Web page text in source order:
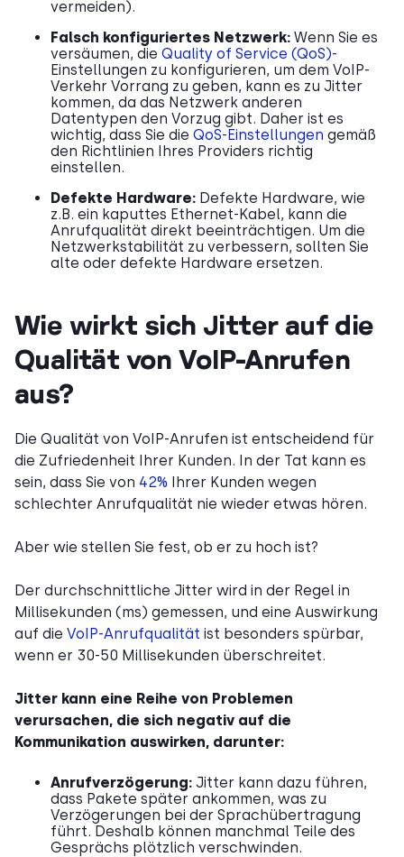
vermeiden).
Falsch konfiguriertes Netzwerk: Wenn Sie es
versäumen, die Quality of Service (QoS)-
Einstellungen zu konfigurieren, um dem VoIP-
Verkehr Vorrang zu geben, kann es zu Jitter
kommen, da das Netzwerk anderen
Datentypen den Vorzug gibt. Daher ist es
wichtig, dass Sie die QoS-Einstellungen gemäß
den Richtlinien Ihres Providers richtig
einstellen.
Defekte Hardware: Defekte Hardware, wie
z.B. ein kaputtes Ethernet-Kabel, kann die
Anrufqualität direkt beeinträchtigen. Um die
Netzwerkstabilität zu verbessern, sollten Sie
alte oder defekte Hardware ersetzen.
Wie wirkt sich Jitter auf die
Qualität von VoIP-Anrufen
aus?
Die Qualität von VoIP-Anrufen ist entscheidend für
die Zufriedenheit Ihrer Kunden. In der Tat kann es
sein, dass Sie von 42% Ihrer Kunden wegen
schlechter Anrufqualität nie wieder etwas hören.
Aber wie stellen Sie fest, ob er zu hoch ist?
Der durchschnittliche Jitter wird in der Regel in
Millisekunden (ms) gemessen, und eine Auswirkung
auf die VoIP-Anrufqualität ist besonders spürbar,
wenn er 30-50 Millisekunden überschreitet.
Jitter kann eine Reihe von Problemen
verursachen, die sich negativ auf die
Kommunikation auswirken, darunter:
Anrufverzögerung: Jitter kann dazu führen,
dass Pakete später ankommen, was zu
Verzögerungen bei der Sprachübertragung
führt. Deshalb können manchmal Teile des
Gesprächs plötzlich verschwinden.